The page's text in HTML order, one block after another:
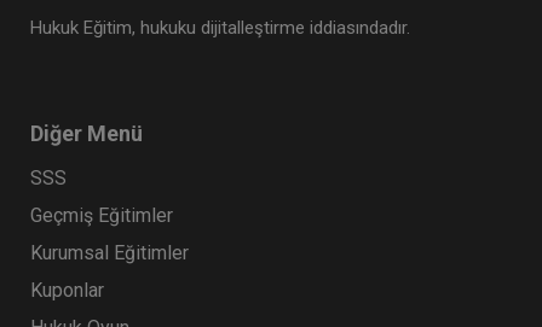
Ticaret Hukuku Kongresi - VIII. Oturum: ANONİM
Tüketici Hukuku Enstitüsü
Hukuk Eğitim, hukuku dijitalleştirme iddiasındadır.
Diğer Menü
SSS
Geçmiş Eğitimler
Kurumsal Eğitimler
Kuponlar